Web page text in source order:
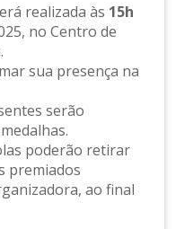
realizada às 15h
no Centro de
sua presença na
serão
poderão retirar
premiados
ao final